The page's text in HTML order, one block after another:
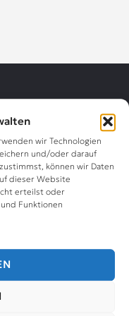
wir Technologien
und/oder darauf
können wir Daten
dieser Website
erteilst oder
Funktionen
Maler-
Erfahrung in der
Maler-